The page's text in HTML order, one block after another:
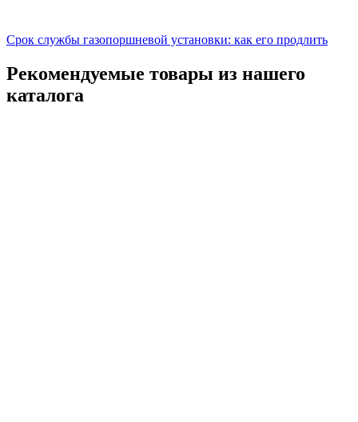
Срок службы газопоршневой установки: как его продлить
Рекомендуемые товары из нашего
каталога